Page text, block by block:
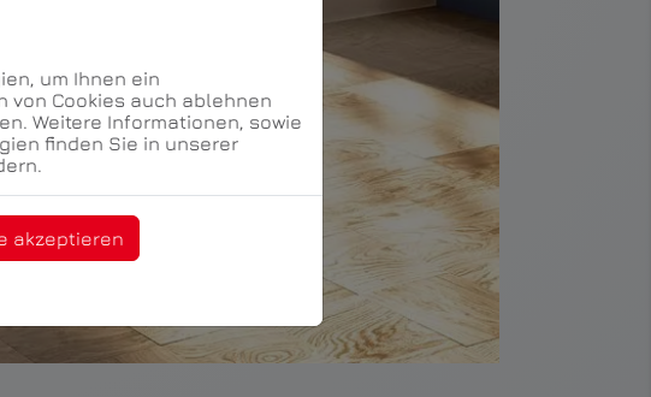
um Ihnen ein
von Cookies auch ablehnen
Weitere Informationen, sowie
finden Sie in unserer
akzeptieren